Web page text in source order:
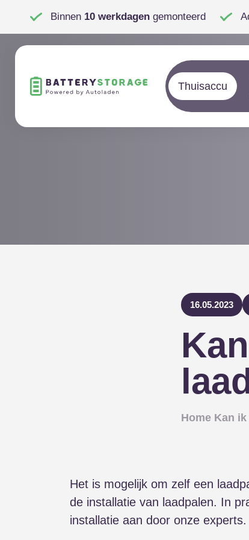
Binnen 10 werkdagen gemonteerd
Thuisaccu
16.05.2023
Home Kan
Het is mogelijk om zelf een
de installatie van laadpalen. In
installatie aan door onze experts.